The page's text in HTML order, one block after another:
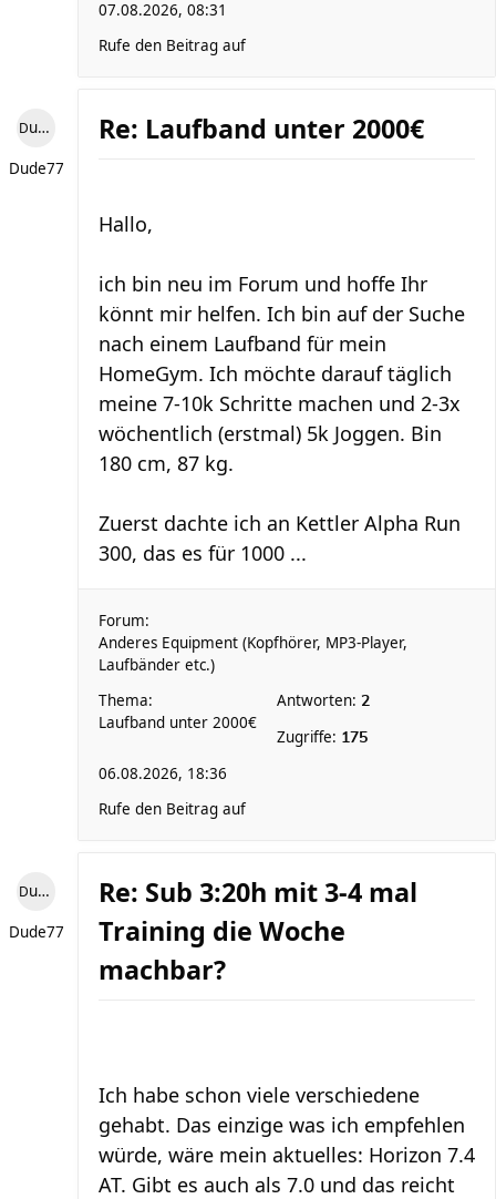
07.08.2026, 08:31
Rufe den Beitrag auf
Dude77
Dude77
Re: Laufband unter 2000€
Hallo,
ich bin neu im Forum und hoffe Ihr
könnt mir helfen. Ich bin auf der Suche
nach einem Laufband für mein
HomeGym. Ich möchte darauf täglich
meine 7-10k Schritte machen und 2-3x
wöchentlich (erstmal) 5k Joggen. Bin
180 cm, 87 kg.
Zuerst dachte ich an Kettler Alpha Run
300, das es für 1000 ...
Forum:
Anderes Equipment (Kopfhörer, MP3-Player,
Laufbänder etc.)
Thema:
Laufband unter 2000€
Antworten: 2
Zugriffe: 175
06.08.2026, 18:36
Rufe den Beitrag auf
Dude77
Dude77
Re: Sub 3:20h mit 3-4 mal
Training die Woche
machbar?
Ich habe schon viele verschiedene
gehabt. Das einzige was ich empfehlen
würde, wäre mein aktuelles: Horizon 7.4
AT. Gibt es auch als 7.0 und das reicht